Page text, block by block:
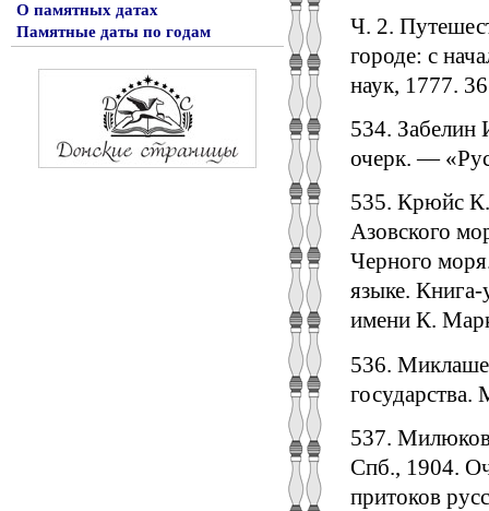
О памятных датах
Памятные даты по годам
Ч. 2.
городе: с
наук, 1777.
534. Забелин
очерк. —
535. Крюйс К.
Азовского
Черного
языке. Книга-
имени К.
536.
537.
Спб., 1904.
притоков